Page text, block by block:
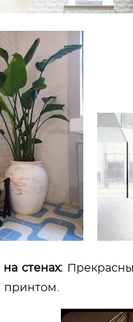
стенах: